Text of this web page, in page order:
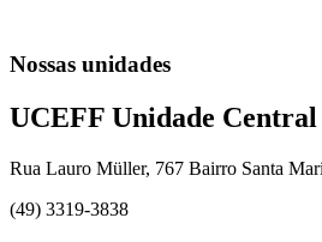
Nossas unidades
UCEFF Unidade Central
Rua Lauro Müller, 767 Bairro Santa
(49) 3319-3838